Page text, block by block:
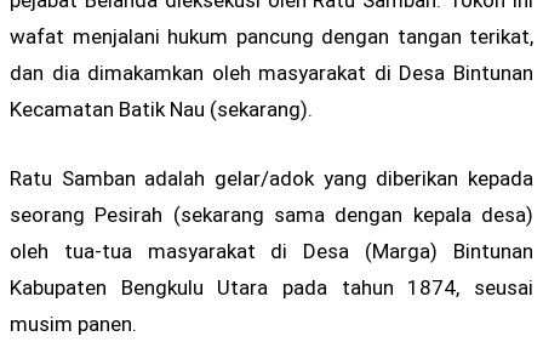
wafat menjalani hukum pancung dengan tangan terikat,
dan dia dimakamkan oleh masyarakat di Desa Bintunan
Kecamatan Batik Nau (sekarang).
Ratu Samban adalah gelar/adok yang diberikan kepada
seorang Pesirah (sekarang sama dengan kepala desa)
oleh tua-tua masyarakat di Desa (Marga) Bintunan
Kabupaten Bengkulu Utara pada tahun 1874, seusai
musim panen.